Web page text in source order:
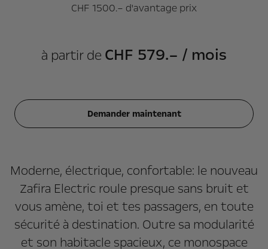
CHF 1500.– d'avantage prix
à partir de CHF 579.– / mois
Demander maintenant
Moderne, électrique, confortable: le nouveau
Zafira Electric roule presque sans bruit et
vous amène, toi et tes passagers, en toute
sécurité à destination. Outre sa modularité
et son habitacle spacieux, ce monospace